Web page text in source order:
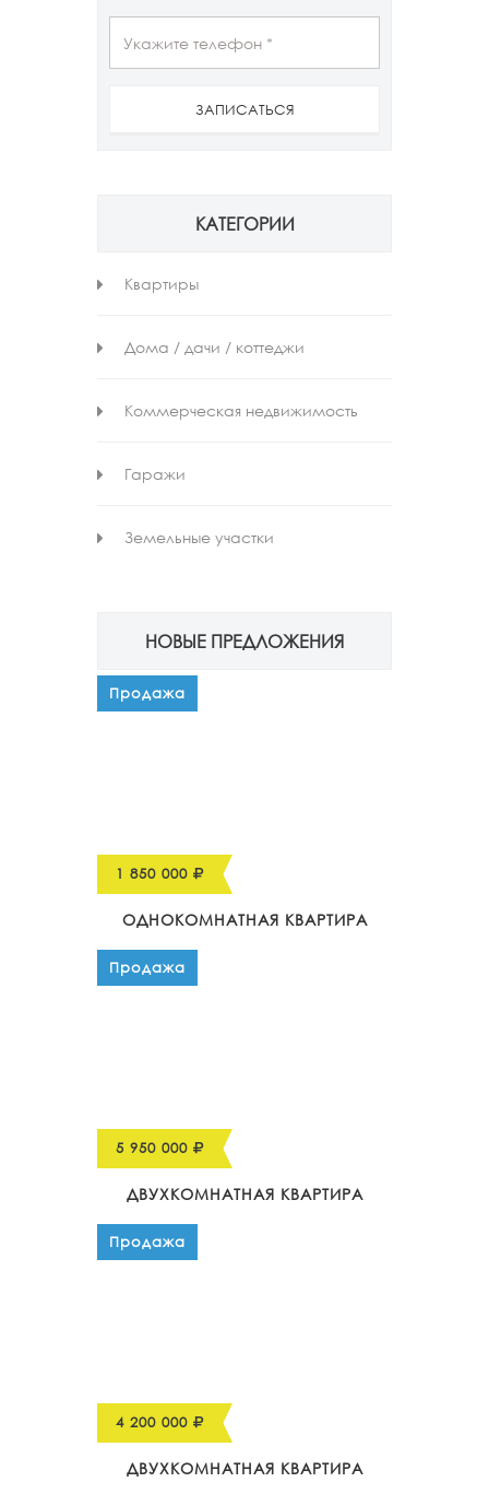
ЗАПИСАТЬСЯ
КАТЕГОРИИ
Квартиры
Дома / дачи / коттеджи
Коммерческая недвижимость
Гаражи
Земельные участки
НОВЫЕ ПРЕДЛОЖЕНИЯ
Продажа
1 850 000
ОДНОКОМНАТНАЯ КВАРТИРА
Продажа
5 950 000
ДВУХКОМНАТНАЯ КВАРТИРА
Продажа
4 200 000
ДВУХКОМНАТНАЯ КВАРТИРА